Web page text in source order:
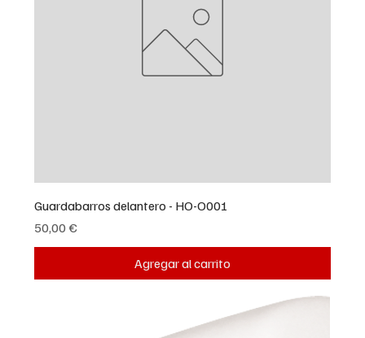
Guardabarros delantero - HO-O001
Precio
50,00 €
Agregar al carrito